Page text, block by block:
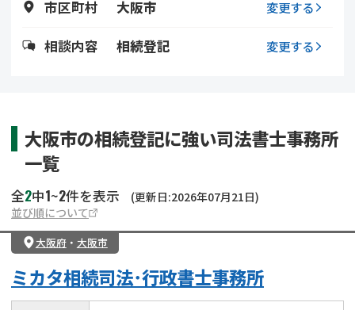
市区町村 大阪市 変更する
相談内容 相続登記 変更する
大阪市の相続登記に強い司法書士事務所
一覧
全2中1~2件を表示
(更新日:2026年07月21日)
並び順について
大阪府・ 大阪市
ミカタ相続司法･行政書士事務所